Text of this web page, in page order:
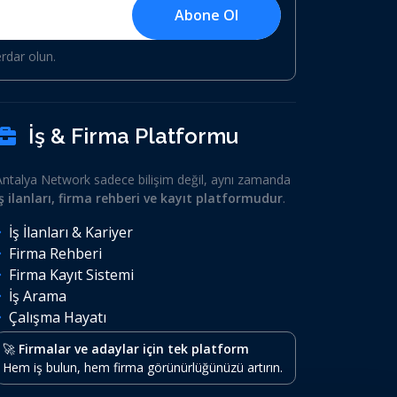
Abone Ol
olun.
İş & Firma Platformu
Network sadece bilişim değil, aynı zamanda
ilanları, firma rehberi ve kayıt platformudur.
İş İlanları & Kariyer
Firma Rehberi
Firma Kayıt Sistemi
İş Arama
Çalışma Hayatı
🚀 Firmalar ve adaylar için tek platform
Hem iş bulun, hem firma görünürlüğünüzü artırın.